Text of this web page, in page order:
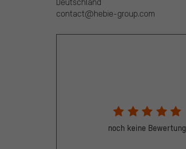
contact@hebie-group.com
noch keine Bewertung